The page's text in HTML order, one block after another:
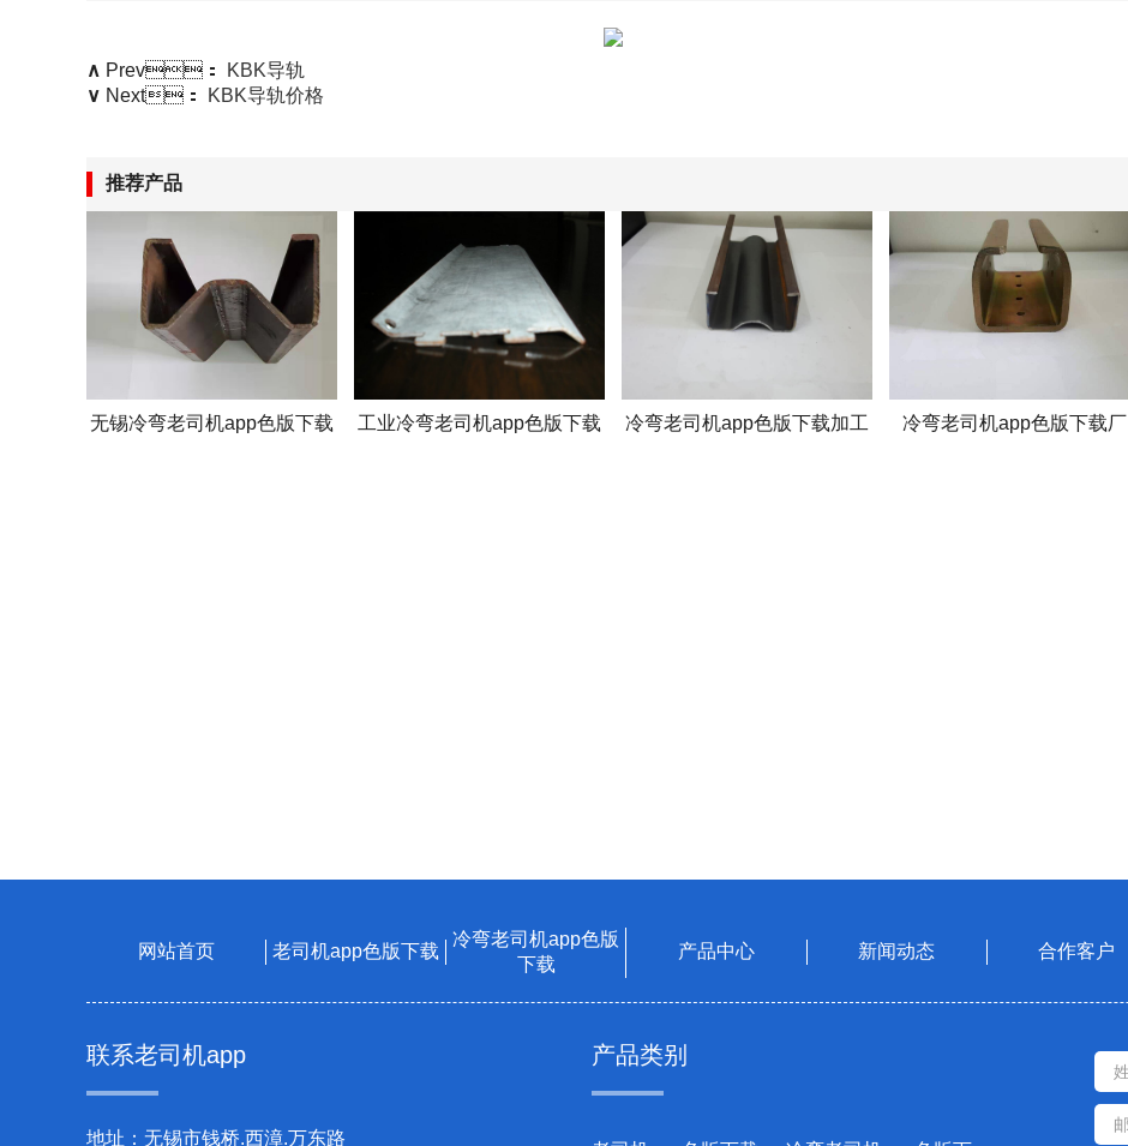
∧ Prev：
KBK导轨
∨ Next： KBK导轨价格
推荐产品
无锡冷弯老司机app色版下载 工业冷弯老司机app色版下载 冷弯老司机app色版下载加工 冷弯老司机app色版下载厂
网站首页 老司机app色版下载
冷弯老司机app色版
下载
产品中心 新闻动态 合作客户
联系老司机app
地址：无锡市钱桥.西漳.万东路
产品类别